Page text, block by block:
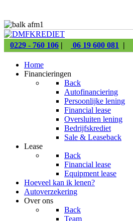
0229 - 760 106 | 06 19 600 081 |
Home
Financieringen
Back
Autofinanciering
Persoonlijke lening
Financial lease
Oversluiten lening
Bedrijfskrediet
Sale & Leaseback
Lease
Back
Financial lease
Equipment lease
Hoeveel kan ik lenen?
Autoverzekering
Over ons
Back
Team